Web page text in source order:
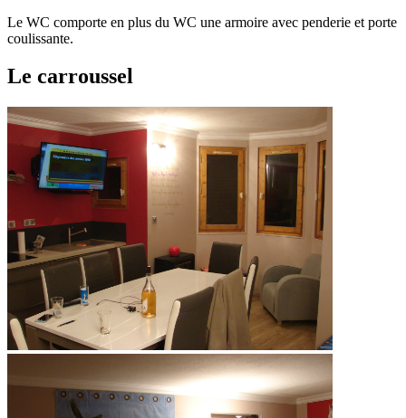
Le WC comporte en plus du WC une armoire avec penderie et porte
coulissante.
Le carroussel